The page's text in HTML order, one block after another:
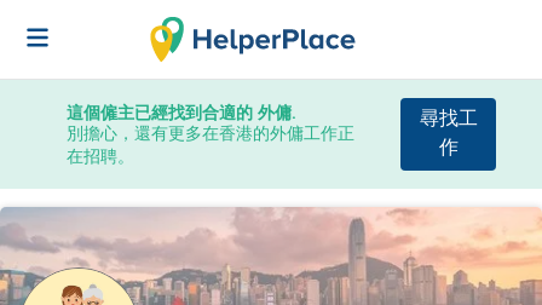
這個僱主已經找到合適的 外傭.
別擔心，還有更多在香港的外傭工作正
在招聘。
尋找工
作